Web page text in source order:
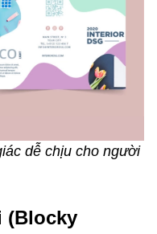
dễ chịu cho người
(Blocky